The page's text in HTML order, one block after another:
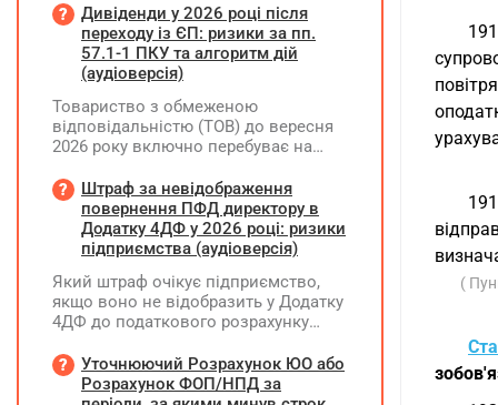
(
карткового рахунку працівника та
підтвердження таких операцій
первинними документами, належать
до компетенції Мінфіну
Дивіденди у 2026 році після
переходу із ЄП: ризики за пп.
57.1-1 ПКУ та алгоритм дій
(аудіоверсія)
Товариство з обмеженою
відповідальністю (ТОВ) до вересня
2026 року включно перебуває на
(єдиний податок, 3 група, ставка 5%,
неплатник ПДВ). З 1 жовтня 2026
року підприємство переходить на
загальну систему оподаткування
прибуток). За результатами
діяльності у періоді 2024–2025 років
(під час перебування на спрощеній
чистий прибуток, сума
нерозподіленого прибутку в балансі
Штраф за невідображення
повернення ПФД директору в
Додатку 4ДФ у 2026 році: ризики
підприємства (аудіоверсія)
Який штраф очікує підприємство,
якщо воно не відобразить у Додатку
4ДФ до податкового розрахунку
допомоги (ПФД) директору?
Уточнюючий Розрахунок ЮО або
Розрахунок ФОП/НПД за